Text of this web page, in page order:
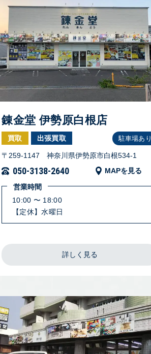
錬金堂 伊勢原白根店
買取 出張買取 駐車場あり
〒259-1147 神奈川県伊勢原市白根534-1
050-3138-2640
MAPを見る
営業時間
10:00 〜 18:00
【定休】水曜日
詳しく見る